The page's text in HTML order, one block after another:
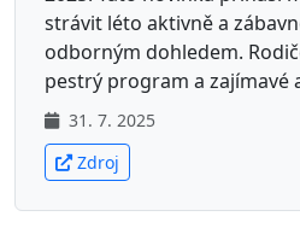
strávit léto aktivně a
odborným dohledem.
pestrý program a zajímavé
31. 7. 2025
Zdroj